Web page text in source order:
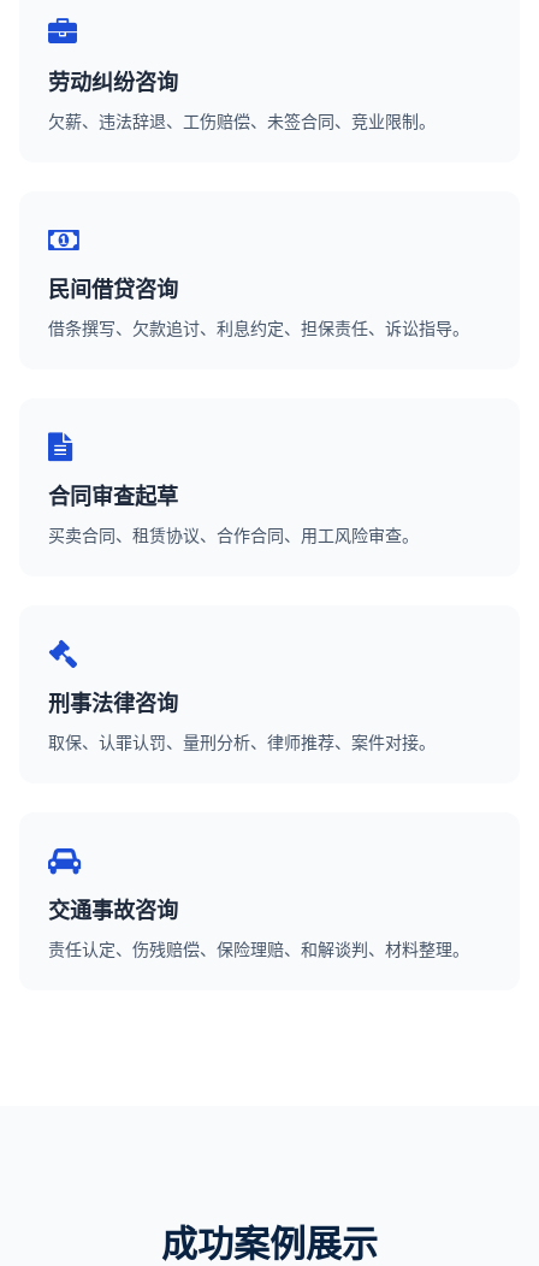
劳动纠纷咨询
欠薪、违法辞退、工伤赔偿、未签合同、竞业限制。
民间借贷咨询
借条撰写、欠款追讨、利息约定、担保责任、诉讼指导。
合同审查起草
买卖合同、租赁协议、合作合同、用工风险审查。
刑事法律咨询
取保、认罪认罚、量刑分析、律师推荐、案件对接。
交通事故咨询
责任认定、伤残赔偿、保险理赔、和解谈判、材料整理。
成功案例展示